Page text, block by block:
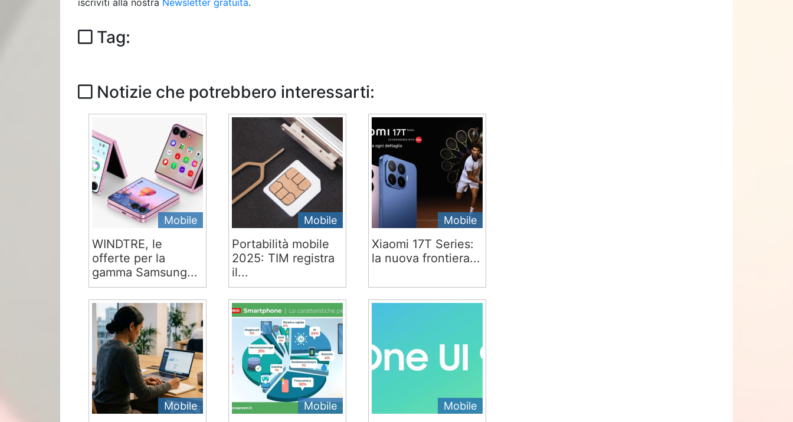
iscriviti alla nostra Newsletter gratuita.
Tag:
Notizie che potrebbero interessarti:
Mobile
WINDTRE, le
offerte per la
gamma Samsung...
Mobile
Portabilità mobile
2025: TIM registra
il...
Mobile
Xiaomi 17T Series:
la nuova frontiera...
Mobile Mobile Mobile